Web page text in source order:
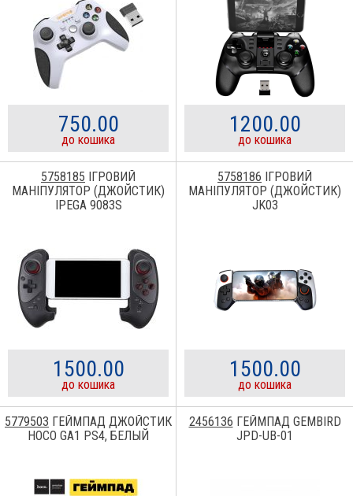
750.00
до кошика
1200.00
до кошика
5758185 ІГРОВИЙ
МАНІПУЛЯТОР (ДЖОЙСТИК)
IPEGA 9083S
1500.00
до кошика
5758186 ІГРОВИЙ
МАНІПУЛЯТОР (ДЖОЙСТИК)
JK03
1500.00
до кошика
5779503 ГЕЙМПАД ДЖОЙСТИК
HOCO GA1 PS4, БЕЛЫЙ
2456136 ГЕЙМПАД GEMBIRD
JPD-UB-01